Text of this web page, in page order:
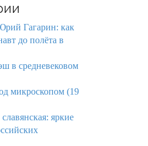
Гагарин: как
до полёта в
в средневековом
микроскопом (19
яркие